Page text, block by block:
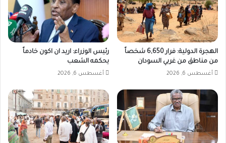
الهجرة الدولية: فرار 6,650 شخصاً
من مناطق من غربي السودان
أغسطس 6, 2026
رئيس الوزراء: اريد ان اكون خادماً
يحكمه الشعب
أغسطس 6, 2026